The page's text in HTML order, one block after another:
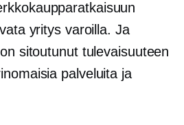
yritys varoilla. Ja
sitoutunut tulevaisuuteen
​​palveluita ja